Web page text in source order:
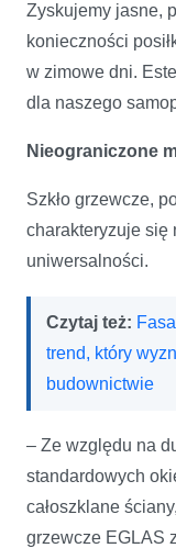
Zyskujemy jasne,
konieczności
w zimowe dni.
dla naszego
Nieograniczone
Szkło grzewcze,
charakteryzuje się
uniwersalności.
Czytaj też:
trend, który
budownictwie
– Ze względu na
standardowych
całoszklane
grzewcze EGLAS